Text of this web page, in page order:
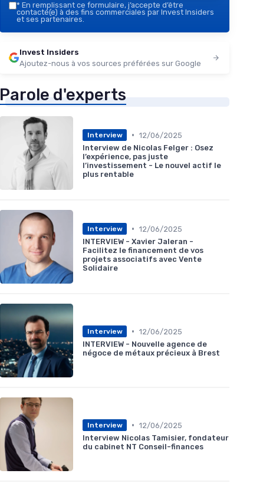
* En remplissant ce formulaire, j’accepte d’être
contacté(e) à des fins commerciales par Invest Insiders
et ses partenaires.
Invest Insiders
Ajoutez-nous à vos sources préférées sur Google
Parole d'experts
Interview • 12/06/2025
Interview de Nicolas Felger : Osez
l’expérience, pas juste
l’investissement - Le nouvel actif le
plus rentable
Interview • 12/06/2025
INTERVIEW - Xavier Jaleran -
Facilitez le financement de vos
projets associatifs avec Vente
Solidaire
Interview • 12/06/2025
INTERVIEW - Nouvelle agence de
négoce de métaux précieux à Brest
Interview • 12/06/2025
Interview Nicolas Tamisier, fondateur
du cabinet NT Conseil-finances